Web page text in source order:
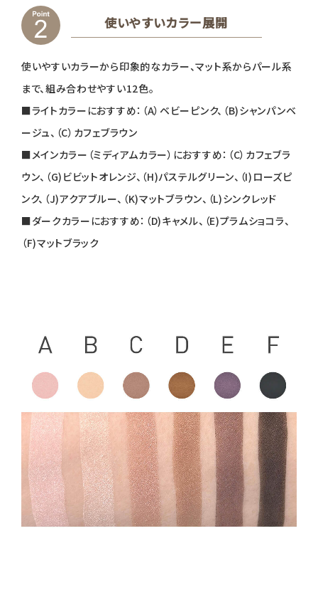
使いやすいカラー展開
使いやすいカラーから印象的なカラー、マット系からパール系
まで、組み合わせやすい12色。
■ライトカラーにおすすめ：（A）ベビーピンク、（B)シャンパンベ
ージュ、（C）カフェブラウン
■メインカラー（ミディアムカラー）におすすめ：（C）カフェブラ
ウン、（G)ビビットオレンジ、（H)パステルグリーン、（I)ローズピ
ンク、（J)アクアブルー、（K)マットブラウン、（L)シンクレッド
■ダークカラーにおすすめ：（D)キャメル、（E)プラムショコラ、
（F)マットブラック